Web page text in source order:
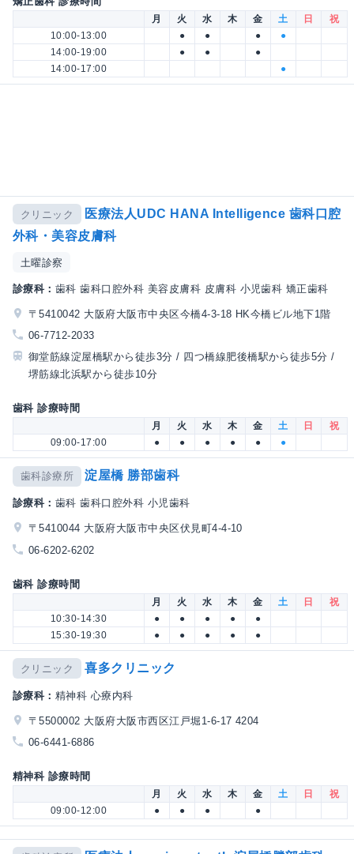
月 火 水 木 金 土 日
祝
10:00-13:00
● ● ●
●
14:00-19:00
● ●
●
14:00-17:00
●
クリニック
医療法人UDC HANA Intelligence 歯科口腔
外科・美容皮膚科
土曜診察
診療科： 歯科 歯科口腔外科 美容皮膚科 皮膚科 小児歯科 矯正歯科
〒5410042 大阪府大阪市中央区今橋4-3-18 HK今橋ビル地下1階
06-7712-2033
御堂筋線淀屋橋駅から徒歩3分 / 四つ橋線肥後橋駅から徒歩5分 /
堺筋線北浜駅から徒歩10分
歯科 診療時間
月 火 水 木 金 土 日
祝
09:00-17:00
● ● ● ● ● ●
歯科診療所 淀屋橋 勝部歯科
診療科： 歯科 歯科口腔外科 小児歯科
〒5410044 大阪府大阪市中央区伏見町4-4-10
06-6202-6202
歯科 診療時間
月 火 水 木 金 土 日
祝
10:30-14:30
● ● ● ●
●
15:30-19:30
● ● ● ● ●
クリニック 喜多クリニック
診療科： 精神科 心療内科
〒5500002 大阪府大阪市西区江戸堀1-6-17 4204
06-6441-6886
精神科 診療時間
月 火 水 木 金 土 日
祝
09:00-12:00
● ● ● ●